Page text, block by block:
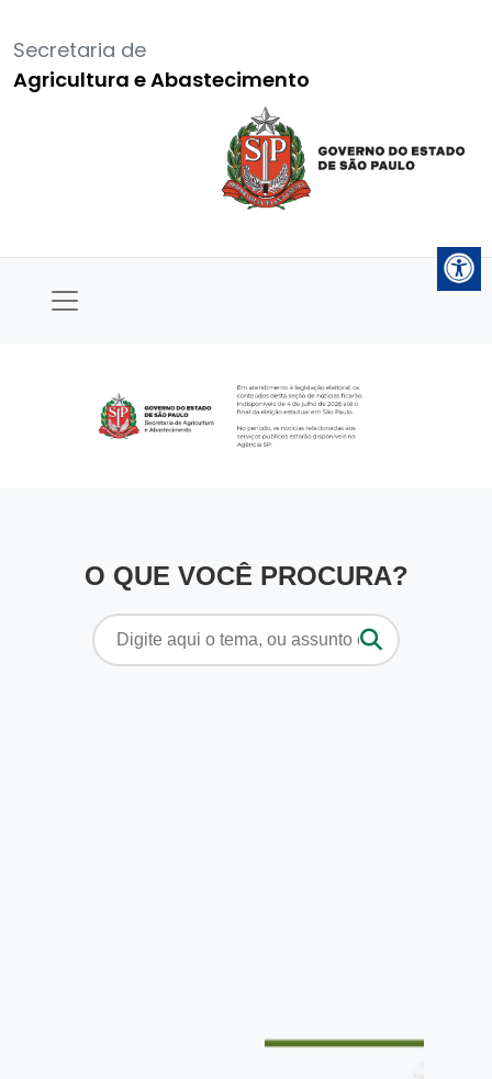
Secretaria de
Agricultura e Abastecimento
O QUE VOCÊ PROCURA?
Pesquisar
por: